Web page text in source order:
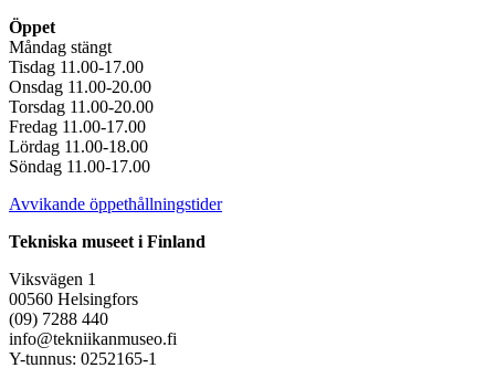
Öppet
Måndag stängt
Tisdag 11.00-17.00
Onsdag 11.00-20.00
Torsdag 11.00-20.00
Fredag 11.00-17.00
Lördag 11.00-18.00
Söndag 11.00-17.00
Avvikande öppethållningstider
Tekniska museet i Finland
Viksvägen 1
00560 Helsingfors
(09) 7288 440
info@tekniikanmuseo.fi
Y-tunnus: 0252165-1